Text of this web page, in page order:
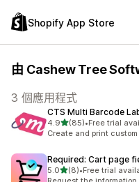
Shopify App Store
由 Cashew Tree
3 個應用程式
CTS Multi Barcode
4.9滿分 5 顆星
(85)
共有 85 則評價
•Free trial
Create and print
Required: Cart page
5.0滿分 5 顆星
(8)
共有 8 則評價
•Free trial